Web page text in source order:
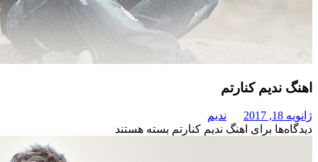
کنارتم
ندیم
برای اهنگ ندیم کنارتمبسته هستند